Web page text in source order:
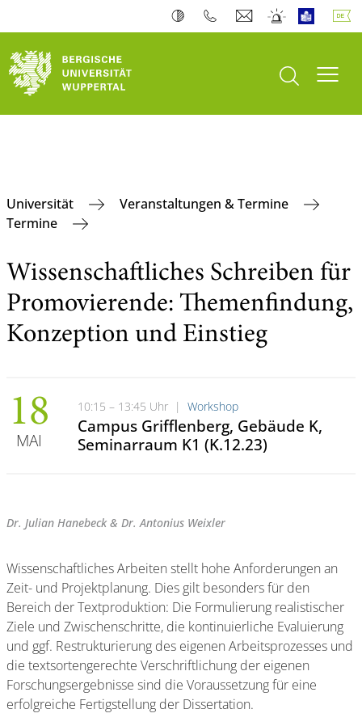
Suche öffnen
Universität
Veranstaltungen & Termine
Termine
Wissenschaftliches Schreiben für
Promovierende: Themenfindung,
Konzeption und Einstieg
18
MAI
10:15 – 13:45 Uhr | Workshop
Campus Grifflenberg, Gebäude K,
Seminarraum K1 (K.12.23)
Dr. Julian Hanebeck & Dr. Antonius Weixler
Wissenschaftliches Arbeiten stellt hohe Anforderungen an
Zeit- und Projektplanung. Dies gilt besonders für den
Bereich der Textproduktion: Die Formulierung realistischer
Ziele und Zwischenschritte, die kontinuierliche Evaluierung
und ggf. Restrukturierung des eigenen Arbeitsprozesses und
die textsortengerechte Verschriftlichung der eigenen
Forschungsergebnisse sind die Voraussetzung für eine
erfolgreiche Fertigstellung der Dissertation.